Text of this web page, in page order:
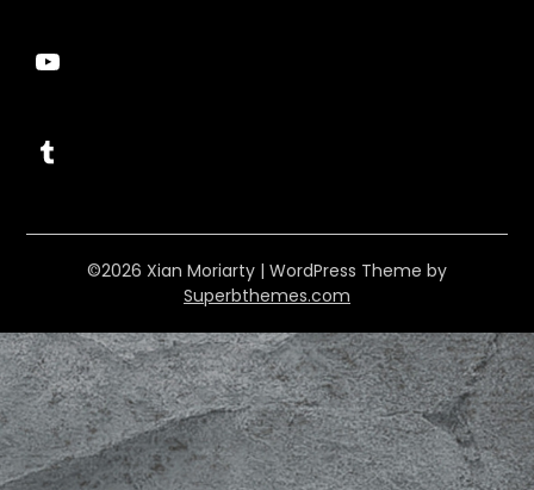
YouTube
Tumblr
©2026 Xian Moriarty | WordPress Theme by
Superbthemes.com